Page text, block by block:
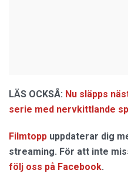
LÄS OCKSÅ: Nu släpps
serie med nervkittlande
Filmtopp uppdaterar dig
streaming. För att inte
följ oss på Facebook.